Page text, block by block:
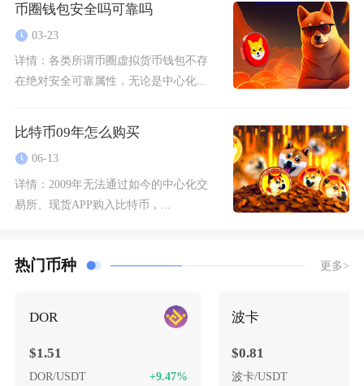
币圈钱包安全吗可靠吗
03-23
详情： 各类所谓币圈虚拟货币钱包不存
在绝对安全可靠属性，无论是中心化...
比特币09年怎么购买
06-13
详情： 2009年无法通过如今的中心化交
易所、现货APP购入比特币，...
热门币种 更多>
DOR
$1.51
DOR/USDT +9.47%
波卡
$0.81
波卡/USDT